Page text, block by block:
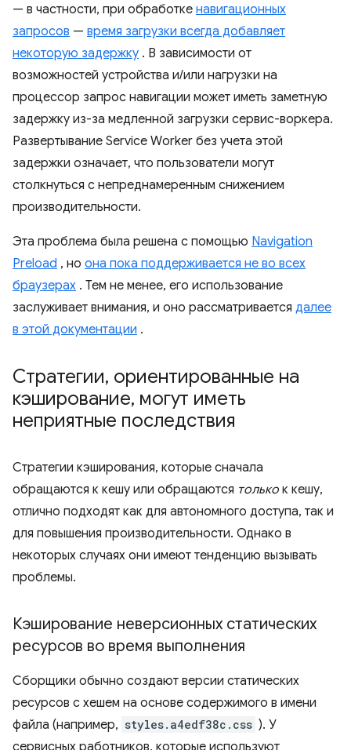
— в частности, при обработке навигационных
запросов — время загрузки всегда добавляет
некоторую задержку . В зависимости от
возможностей устройства и/или нагрузки на
процессор запрос навигации может иметь заметную
задержку из-за медленной загрузки сервис-воркера.
Развертывание Service Worker без учета этой
задержки означает, что пользователи могут
столкнуться с непреднамеренным снижением
производительности.
Эта проблема была решена с помощью Navigation
Preload , но она пока поддерживается не во всех
браузерах . Тем не менее, его использование
заслуживает внимания, и оно рассматривается далее
в этой документации .
Стратегии, ориентированные на
кэширование, могут иметь
неприятные последствия
Стратегии кэширования, которые сначала
обращаются к кешу или обращаются только к кешу,
отлично подходят как для автономного доступа, так и
для повышения производительности. Однако в
некоторых случаях они имеют тенденцию вызывать
проблемы.
Кэширование неверсионных статических
ресурсов во время выполнения
Сборщики обычно создают версии статических
ресурсов с хешем на основе содержимого в имени
файла (например, styles.a4edf38c.css ). У
сервисных работников, которые используют